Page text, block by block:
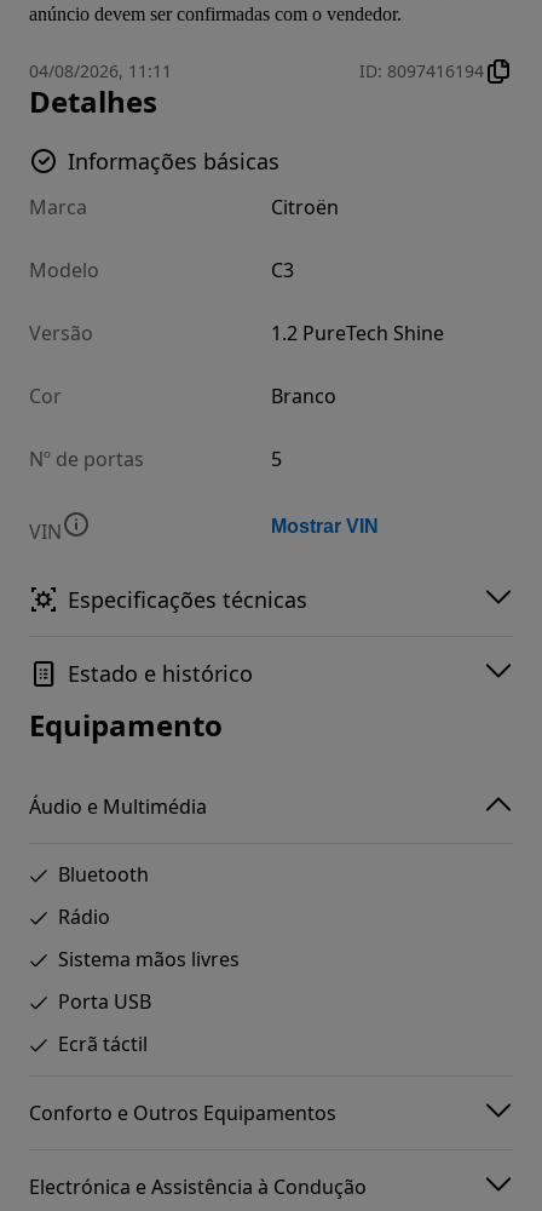
anúncio devem ser confirmadas com o vendedor.
04/08/2026, 11:11 ID: 8097416194
Detalhes
Informações básicas
Marca Citroën
Modelo C3
Versão 1.2 PureTech Shine
Cor Branco
Nº de portas 5
VIN Mostrar VIN
Especificações técnicas
Estado e histórico
Equipamento
Áudio e Multimédia
Bluetooth
Rádio
Sistema mãos livres
Porta USB
Ecrã táctil
Conforto e Outros Equipamentos
Electrónica e Assistência à Condução